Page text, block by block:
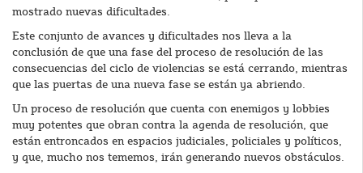
mostrado nuevas dificultades.
Este conjunto de avances y dificultades nos lleva a la
conclusión de que una fase del proceso de resolución de las
consecuencias del ciclo de violencias se está cerrando, mientras
que las puertas de una nueva fase se están ya abriendo.
Un proceso de resolución que cuenta con enemigos y lobbies
muy potentes que obran contra la agenda de resolución, que
están entroncados en espacios judiciales, policiales y políticos,
y que, mucho nos tememos, irán generando nuevos obstáculos.